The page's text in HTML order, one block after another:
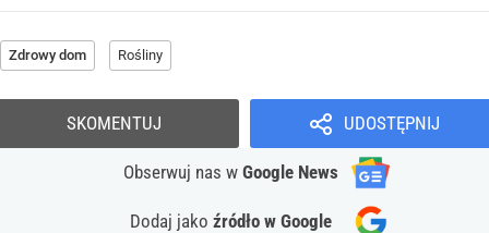
Zdrowy dom Rośliny
UDOSTĘPNIJ
Obserwuj nas w Google News
Dodaj jako źródło w Google
SKOMENTUJ